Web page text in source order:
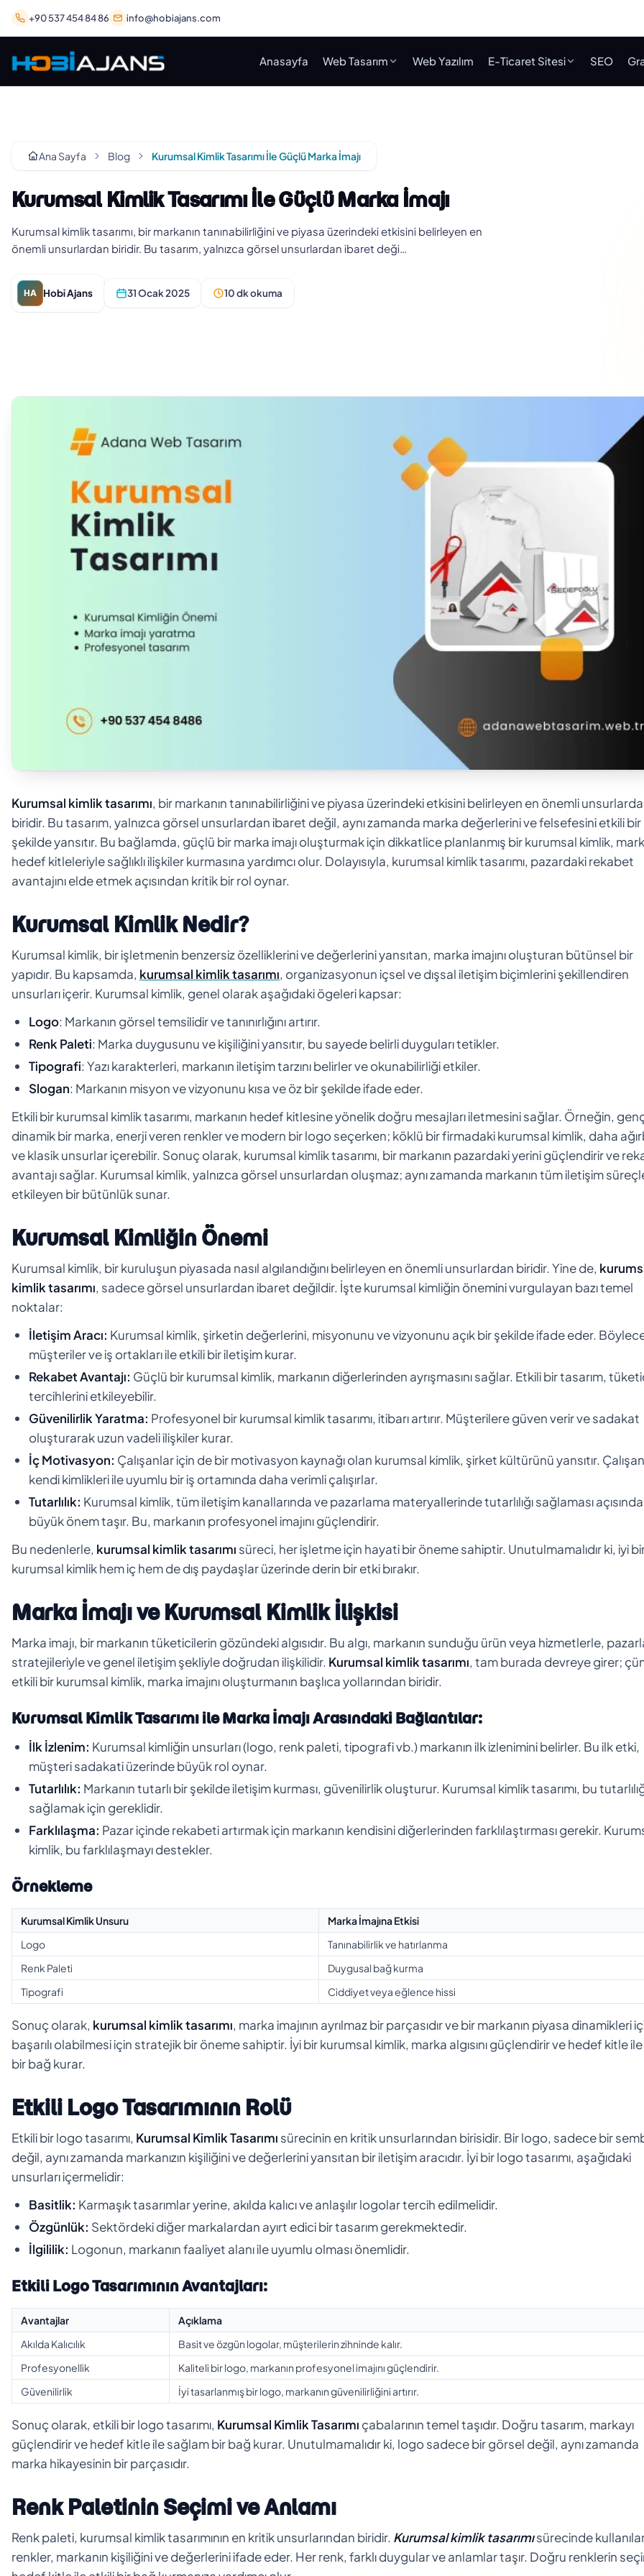
+90 537 454 84 86 info@hobiajans.com
Anasayfa Web Tasarım Web Yazılım E-Ticaret Sitesi SEO
Ana Sayfa Blog Kurumsal Kimlik Tasarımı İle Güçlü Marka İmajı
Kurumsal Kimlik Tasarımı İle Güçlü Marka İmajı
Kurumsal kimlik tasarımı, bir markanın tanınabilirliğini ve piyasa üzerindeki etkisini belirleyen en
önemli unsurlardan biridir. Bu tasarım, yalnızca görsel unsurlardan ibaret deği…
HA Hobi Ajans 31 Ocak 2025 10 dk okuma
Kurumsal kimlik tasarımı, bir markanın tanınabilirliğini ve piyasa üzerindeki etkisini belirleyen en önemli
biridir. Bu tasarım, yalnızca görsel unsurlardan ibaret değil, aynı zamanda marka değerlerini ve felsefesini etkili bir
şekilde yansıtır. Bu bağlamda, güçlü bir marka imajı oluşturmak için dikkatlice planlanmış bir kurumsal kimlik,
hedef kitleleriyle sağlıklı ilişkiler kurmasına yardımcı olur. Dolayısıyla, kurumsal kimlik tasarımı, pazardaki rekabet
avantajını elde etmek açısından kritik bir rol oynar.
Kurumsal Kimlik Nedir?
Kurumsal kimlik, bir işletmenin benzersiz özelliklerini ve değerlerini yansıtan, marka imajını oluşturan bütünsel bir
yapıdır. Bu kapsamda, kurumsal kimlik tasarımı, organizasyonun içsel ve dışsal iletişim biçimlerini şekillendiren
unsurları içerir. Kurumsal kimlik, genel olarak aşağıdaki ögeleri kapsar:
Logo: Markanın görsel temsilidir ve tanınırlığını artırır.
Renk Paleti: Marka duygusunu ve kişiliğini yansıtır, bu sayede belirli duyguları tetikler.
Tipografi: Yazı karakterleri, markanın iletişim tarzını belirler ve okunabilirliği etkiler.
Slogan: Markanın misyon ve vizyonunu kısa ve öz bir şekilde ifade eder.
Etkili bir kurumsal kimlik tasarımı, markanın hedef kitlesine yönelik doğru mesajları iletmesini sağlar. Örneğin,
dinamik bir marka, enerji veren renkler ve modern bir logo seçerken; köklü bir firmadaki kurumsal kimlik, daha
ve klasik unsurlar içerebilir. Sonuç olarak, kurumsal kimlik tasarımı, bir markanın pazardaki yerini güçlendirir ve
avantajı sağlar. Kurumsal kimlik, yalnızca görsel unsurlardan oluşmaz; aynı zamanda markanın tüm iletişim
etkileyen bir bütünlük sunar.
Kurumsal Kimliğin Önemi
Kurumsal kimlik, bir kuruluşun piyasada nasıl algılandığını belirleyen en önemli unsurlardan biridir. Yine de,
kimlik tasarımı, sadece görsel unsurlardan ibaret değildir. İşte kurumsal kimliğin önemini vurgulayan bazı temel
noktalar:
İletişim Aracı: Kurumsal kimlik, şirketin değerlerini, misyonunu ve vizyonunu açık bir şekilde ifade eder.
müşteriler ve iş ortakları ile etkili bir iletişim kurar.
Rekabet Avantajı: Güçlü bir kurumsal kimlik, markanın diğerlerinden ayrışmasını sağlar. Etkili bir tasarım,
tercihlerini etkileyebilir.
Güvenilirlik Yaratma: Profesyonel bir kurumsal kimlik tasarımı, itibarı artırır. Müşterilere güven verir ve sadakat
oluşturarak uzun vadeli ilişkiler kurar.
İç Motivasyon: Çalışanlar için de bir motivasyon kaynağı olan kurumsal kimlik, şirket kültürünü yansıtır.
kendi kimlikleri ile uyumlu bir iş ortamında daha verimli çalışırlar.
Tutarlılık: Kurumsal kimlik, tüm iletişim kanallarında ve pazarlama materyallerinde tutarlılığı sağlaması
büyük önem taşır. Bu, markanın profesyonel imajını güçlendirir.
Bu nedenlerle, kurumsal kimlik tasarımı süreci, her işletme için hayati bir öneme sahiptir. Unutulmamalıdır ki, iyi
kurumsal kimlik hem iç hem de dış paydaşlar üzerinde derin bir etki bırakır.
Marka İmajı ve Kurumsal Kimlik İlişkisi
Marka imajı, bir markanın tüketicilerin gözündeki algısıdır. Bu algı, markanın sunduğu ürün veya hizmetlerle,
stratejileriyle ve genel iletişim şekliyle doğrudan ilişkilidir. Kurumsal kimlik tasarımı, tam burada devreye girer;
etkili bir kurumsal kimlik, marka imajını oluşturmanın başlıca yollarından biridir.
Kurumsal Kimlik Tasarımı ile Marka İmajı Arasındaki Bağlantılar:
İlk İzlenim: Kurumsal kimliğin unsurları (logo, renk paleti, tipografi vb.) markanın ilk izlenimini belirler. Bu ilk etki,
müşteri sadakati üzerinde büyük rol oynar.
Tutarlılık: Markanın tutarlı bir şekilde iletişim kurması, güvenilirlik oluşturur. Kurumsal kimlik tasarımı, bu
sağlamak için gereklidir.
Farklılaşma: Pazar içinde rekabeti artırmak için markanın kendisini diğerlerinden farklılaştırması gerekir.
kimlik, bu farklılaşmayı destekler.
Örnekleme
Kurumsal Kimlik Unsuru
Marka İmajına Etkisi
Logo
Tanınabilirlik ve hatırlanma
Renk Paleti
Duygusal bağ kurma
Tipografi
Ciddiyet veya eğlence hissi
Sonuç olarak, kurumsal kimlik tasarımı, marka imajının ayrılmaz bir parçasıdır ve bir markanın piyasa dinamikleri
başarılı olabilmesi için stratejik bir öneme sahiptir. İyi bir kurumsal kimlik, marka algısını güçlendirir ve hedef kitle
bir bağ kurar.
Etkili Logo Tasarımının Rolü
Etkili bir logo tasarımı, Kurumsal Kimlik Tasarımı sürecinin en kritik unsurlarından birisidir. Bir logo, sadece bir
değil, aynı zamanda markanızın kişiliğini ve değerlerini yansıtan bir iletişim aracıdır. İyi bir logo tasarımı, aşağıdaki
unsurları içermelidir:
Basitlik: Karmaşık tasarımlar yerine, akılda kalıcı ve anlaşılır logolar tercih edilmelidir.
Özgünlük: Sektördeki diğer markalardan ayırt edici bir tasarım gerekmektedir.
İlgililik: Logonun, markanın faaliyet alanı ile uyumlu olması önemlidir.
Etkili Logo Tasarımının Avantajları:
Avantajlar
Açıklama
Akılda Kalıcılık
Basit ve özgün logolar, müşterilerin zihninde kalır.
Profesyonellik
Kaliteli bir logo, markanın profesyonel imajını güçlendirir.
Güvenilirlik
İyi tasarlanmış bir logo, markanın güvenilirliğini artırır.
Sonuç olarak, etkili bir logo tasarımı, Kurumsal Kimlik Tasarımı çabalarının temel taşıdır. Doğru tasarım, markayı
güçlendirir ve hedef kitle ile sağlam bir bağ kurar. Unutulmamalıdır ki, logo sadece bir görsel değil, aynı zamanda
marka hikayesinin bir parçasıdır.
Renk Paletinin Seçimi ve Anlamı
Renk paleti, kurumsal kimlik tasarımının en kritik unsurlarından biridir. Kurumsal kimlik tasarımısürecinde
renkler, markanın kişiliğini ve değerlerini ifade eder. Her renk, farklı duygular ve anlamlar taşır. Doğru renklerin